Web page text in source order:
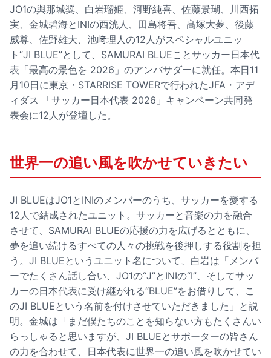
JO1の與那城奨、白岩瑠姫、河野純喜、佐藤景瑚、川西拓
実、金城碧海とINIの西洸人、田島将吾、髙塚大夢、後藤
威尊、佐野雄大、池﨑理人の12人がスペシャルユニッ
ト“JI BLUE”として、SAMURAI BLUEことサッカー日本代
表「最高の景色を 2026」のアンバサダーに就任。本日11
月10日に東京・STARRISE TOWERで行われたJFA・アデ
ィダス 「サッカー日本代表 2026」キャンペーン共同発
表会に12人が登壇した。
世界一の追い風を吹かせていきたい
JI BLUEはJO1とINIのメンバーのうち、サッカーを愛する
12人で結成されたユニット。サッカーと音楽の力を融合
させて、SAMURAI BLUEの応援の力を広げるとともに、
夢を追い続けるすべての人々の挑戦を後押しする役割を担
う。JI BLUEというユニット名について、白岩は「メンバ
ーでたくさん話し合い、JO1の“J”とINIの“I”、そしてサッ
カーの日本代表に受け継がれる“BLUE”をお借りして、こ
のJI BLUEという名前を付けさせていただきました」と説
明。金城は「まだ僕たちのことを知らない方もたくさんい
らっしゃると思いますが、JI BLUEとサポーターの皆さん
の力を合わせて、日本代表に世界一の追い風を吹かせてい